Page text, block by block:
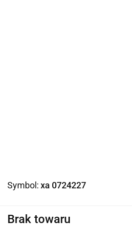
Symbol: xa 0724227
Brak towaru